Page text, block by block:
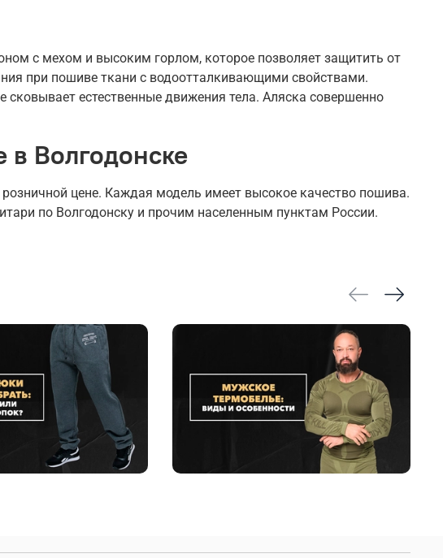
с мехом и высоким горлом, которое позволяет защитить от
при пошиве ткани с водоотталкивающими свойствами.
естественные движения тела. Аляска совершенно
в Волгодонске
цене. Каждая модель имеет высокое качество пошива.
по Волгодонску и прочим населенным пунктам России.